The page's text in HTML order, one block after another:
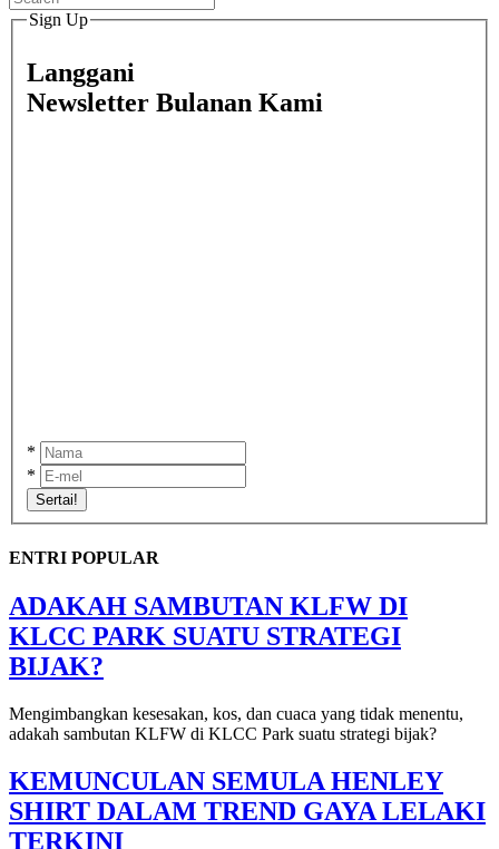
Sign Up
Langgani
Newsletter Bulanan Kami
*
*
Sertai!
ENTRI POPULAR
ADAKAH SAMBUTAN KLFW DI
KLCC PARK SUATU STRATEGI
BIJAK?
Mengimbangkan kesesakan, kos, dan cuaca yang tidak menentu,
adakah sambutan KLFW di KLCC Park suatu strategi bijak?
KEMUNCULAN SEMULA HENLEY
SHIRT DALAM TREND GAYA LELAKI
TERKINI